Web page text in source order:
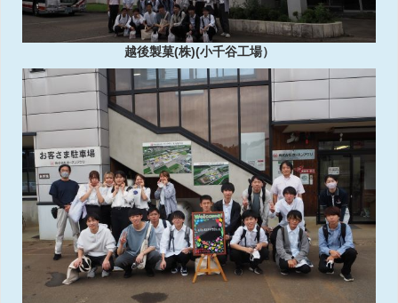
越後製菓(株)(小千谷工場）